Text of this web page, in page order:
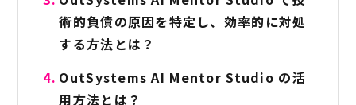
術的負債の原因を特定し、効率的に対処
する方法とは？
OutSystems AI Mentor Studio の活
用方法とは？